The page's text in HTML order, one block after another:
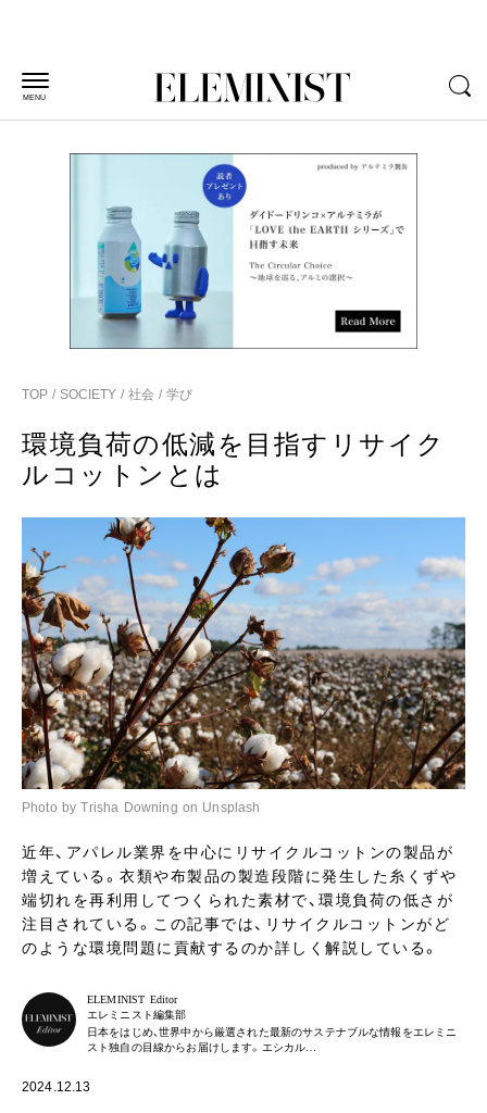
MENU
TOP SOCIETY 社会 学び
環境負荷の低減を目指すリサイク
ルコットンとは
Photo by Trisha Downing on Unsplash
近年、アパレル業界を中心にリサイクルコットンの製品が
増えている。衣類や布製品の製造段階に発生した糸くずや
端切れを再利用してつくられた素材で、環境負荷の低さが
注目されている。この記事では、リサイクルコットンがど
のような環境問題に貢献するのか詳しく解説している。
ELEMINIST Editor
エレミニスト編集部
日本をはじめ、世界中から厳選された最新のサステナブルな情報をエレミニ
スト独自の目線からお届けします。エシカル…
2024.12.13